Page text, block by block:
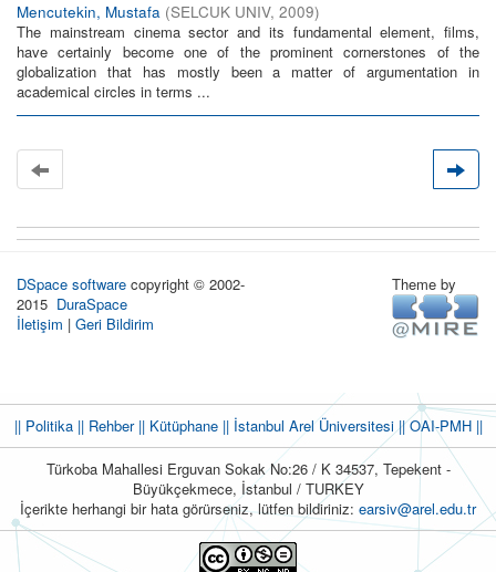
Mencutekin, Mustafa (SELCUK UNIV, 2009)
The mainstream cinema sector and its fundamental element, films,
have certainly become one of the prominent cornerstones of the
globalization that has mostly been a matter of argumentation in
academical circles in terms ...
DSpace software copyright © 2002-
2015 DuraSpace
İletişim | Geri Bildirim
Theme by
|| Politika|| Rehber|| Kütüphane|| İstanbul Arel Üniversitesi ||OAI-PMH ||
Türkoba Mahallesi Erguvan Sokak No:26 / K 34537, Tepekent -
Büyükçekmece, İstanbul / TURKEY
İçerikte herhangi bir hata görürseniz, lütfen bildiriniz: earsiv@arel.edu.tr